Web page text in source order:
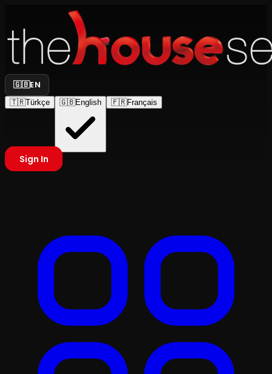
🇬🇧EN
🇹🇷Türkçe 🇬🇧English 🇫🇷Français
Sign In